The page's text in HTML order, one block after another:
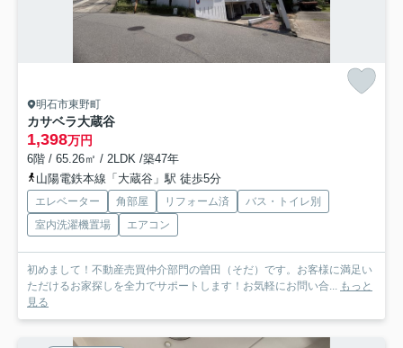
明石市東野町
カサベラ大蔵谷
1,398万円
6階 / 65.26㎡ / 2LDK /築47年
山陽電鉄本線「大蔵谷」駅 徒歩5分
エレベーター 角部屋 リフォーム済
バス・トイレ別
室内洗濯機置場
エアコン
初めまして！不動産売買仲介部門の曽田（そだ）です。お客様に満足い
ただけるお家探しを全力でサポートします！お気軽にお問い合...
もっと
見る